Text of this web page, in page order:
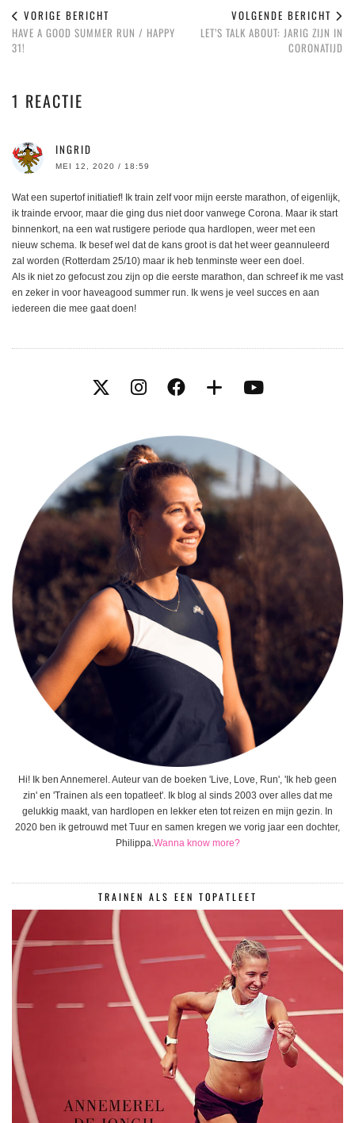
VORIGE BERICHT
HAVE A GOOD SUMMER RUN / HAPPY
31!
VOLGENDE BERICHT
LET’S TALK ABOUT: JARIG ZIJN IN
CORONATIJD
1 REACTIE
INGRID
MEI 12, 2020 / 18:59
Wat een supertof initiatief! Ik train zelf voor mijn eerste marathon, of eigenlijk,
ik trainde ervoor, maar die ging dus niet door vanwege Corona. Maar ik start
binnenkort, na een wat rustigere periode qua hardlopen, weer met een
nieuw schema. Ik besef wel dat de kans groot is dat het weer geannuleerd
zal worden (Rotterdam 25/10) maar ik heb tenminste weer een doel.
Als ik niet zo gefocust zou zijn op die eerste marathon, dan schreef ik me vast
en zeker in voor haveagood summer run. Ik wens je veel succes en aan
iedereen die mee gaat doen!
Hi! Ik ben Annemerel. Auteur van de boeken 'Live, Love, Run', 'Ik heb geen
zin' en 'Trainen als een topatleet'. Ik blog al sinds 2003 over alles dat me
gelukkig maakt, van hardlopen en lekker eten tot reizen en mijn gezin. In
2020 ben ik getrouwd met Tuur en samen kregen we vorig jaar een dochter,
Philippa.Wanna know more?
TRAINEN ALS EEN TOPATLEET